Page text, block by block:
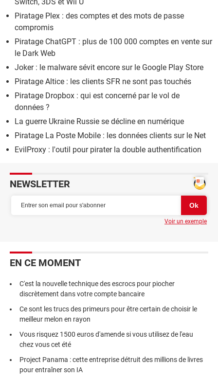
Piratage Plex : des comptes et des mots de passe
compromis
Piratage ChatGPT : plus de 100 000 comptes en vente sur
le Dark Web
Joker : le malware sévit encore sur le Google Play Store
Piratage Altice : les clients SFR ne sont pas touchés
Piratage Dropbox : qui est concerné par le vol de
données ?
La guerre Ukraine Russie se décline en numérique
Piratage La Poste Mobile : les données clients sur le Net
EvilProxy : l'outil pour pirater la double authentification
NEWSLETTER
Voir un exemple
EN CE MOMENT
C'est la nouvelle technique des escrocs pour piocher
discrètement dans votre compte bancaire
Ce sont les trucs des primeurs pour être certain de choisir le
meilleur melon en rayon
Vous risquez 1500 euros d'amende si vous utilisez de l'eau
chez vous cet été
Project Panama : cette entreprise détruit des millions de livres
pour entraîner son IA